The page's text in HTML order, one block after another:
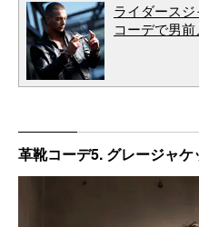
ライダース
コーデで男前
革靴コーデ5. グレージャ